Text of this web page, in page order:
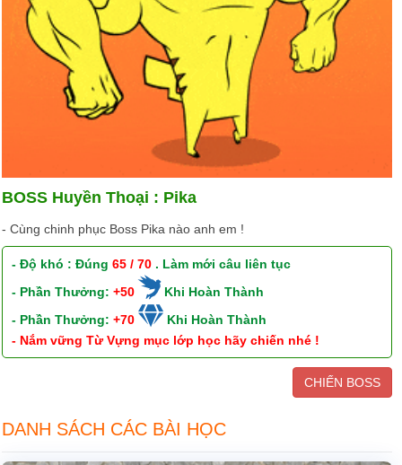
BOSS Huyền Thoại : Pika
- Cùng chinh phục Boss Pika nào anh em !
- Độ khó : Đúng65 / 70 . Làm mới câu liên tục
- Phần Thưởng:+50
Khi Hoàn Thành
- Phần Thưởng:+70
Khi Hoàn Thành
- Nắm vững Từ Vựng mục lớp học hãy chiến nhé !
CHIẾN BOSS
DANH SÁCH CÁC BÀI HỌC